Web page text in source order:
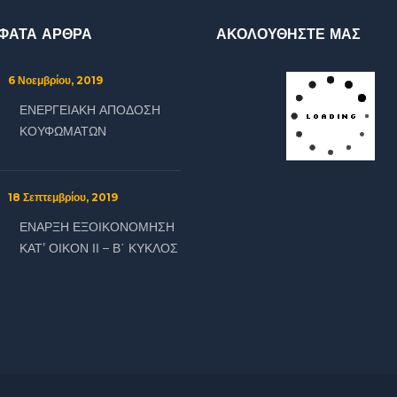
ΑΡΘΡΑ
6 Νοεμβρίου, 2019
ΕΝΕΡΓΕΙΑΚΗ ΑΠΟΔΟΣΗ
ΚΟΥΦΩΜΑΤΩΝ
18 Σεπτεμβρίου, 2019
ΕΝΑΡΞΗ ΕΞΟΙΚΟΝΟΜΗΣΗ
ΚΑΤ’ ΟΙΚΟΝ ΙΙ – Β΄ ΚΥΚΛΟΣ
ΑΚΟΛΟΥΘΗΣΤΕ ΜΑΣ